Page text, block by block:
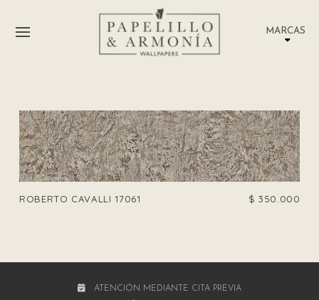
MARCAS
ROBERTO CAVALLI 17061 $ 350.000
ATENCIÓN MEDIANTE CITA PREVIA